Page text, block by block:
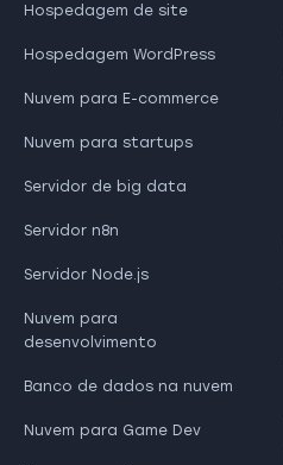
Hospedagem de site
Hospedagem WordPress
Nuvem para E-commerce
Nuvem para startups
Servidor de big data
Servidor n8n
Servidor Node.js
Nuvem para
desenvolvimento
Banco de dados na nuvem
Nuvem para Game Dev